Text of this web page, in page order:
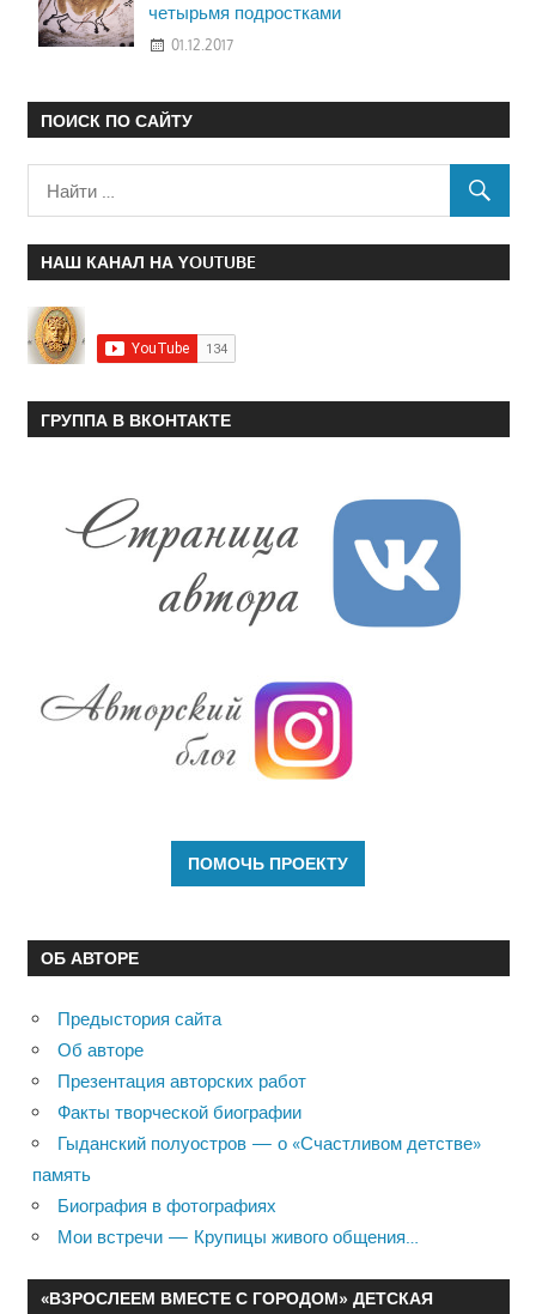
четырьмя подростками
01.12.2017
ПОИСК ПО САЙТУ
НАШ КАНАЛ НА YOUTUBE
ГРУППА В ВКОНТАКТЕ
ОБ АВТОРЕ
Предыстория сайта
Об авторе
Презентация авторских работ
Факты творческой биографии
Гыданский полуостров — о «Счастливом детстве»
память
Биография в фотографиях
Мои встречи — Крупицы живого общения…
«ВЗРОСЛЕЕМ ВМЕСТЕ С ГОРОДОМ» ДЕТСКАЯ